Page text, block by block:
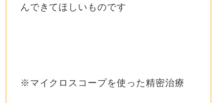
んできてほしいものです
※マイクロスコープを使った精密治療